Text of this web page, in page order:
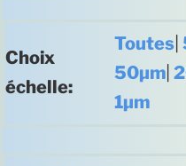
Choix
échelle:
Toutes
50µm
1µm